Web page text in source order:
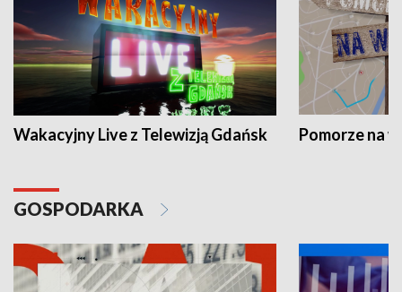
Wakacyjny Live z Telewizją Gdańsk Pomorze na
GOSPODARKA